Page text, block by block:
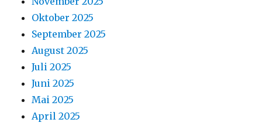
Oktober 2025
September 2025
August 2025
Juli 2025
Juni 2025
Mai 2025
April 2025